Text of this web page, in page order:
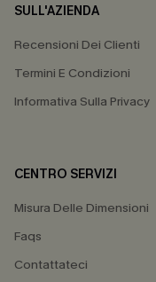
SULL'AZIENDA
Recensioni Dei Clienti
Termini E Condizioni
Informativa Sulla Privacy
CENTRO SERVIZI
Misura Delle Dimensioni
Faqs
Contattateci